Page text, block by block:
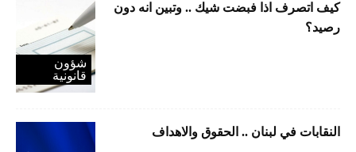
شؤون
قانونية
كيف اتصرف اذا فبضت شيك .. وتبين انه دون
رصيد؟
النقابات في لبنان .. الحقوق والاهداف